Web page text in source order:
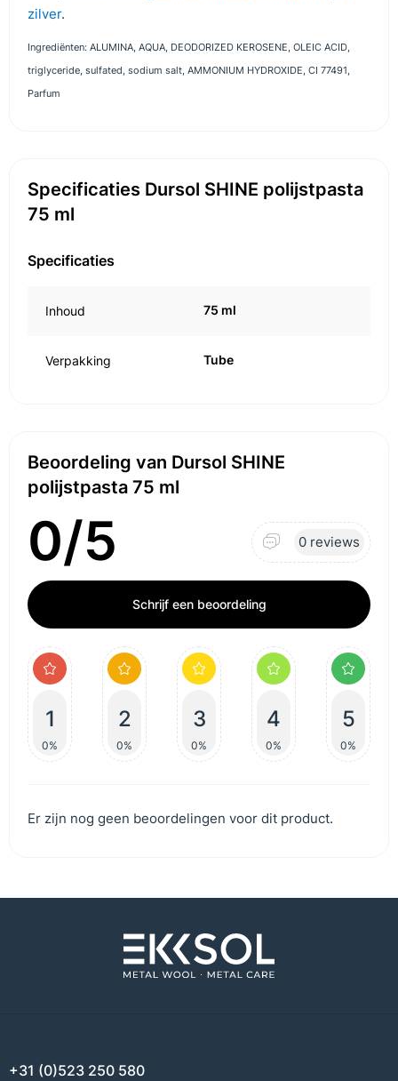
zilver.
Ingrediënten: ALUMINA, AQUA, DEODORIZED KEROSENE, OLEIC ACID,
triglyceride, sulfated, sodium salt, AMMONIUM HYDROXIDE, CI 77491,
Parfum
Specificaties Dursol SHINE polijstpasta
75 ml
Specificaties
Inhoud 75 ml
Verpakking Tube
Beoordeling van Dursol SHINE
polijstpasta 75 ml
0/5 0 reviews
Schrijf een beoordeling
1
0%
2
0%
3
0%
4
0%
5
0%
Er zijn nog geen beoordelingen voor dit product.
+31 (0)523 250 580